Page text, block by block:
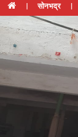
| सोनभद्र |